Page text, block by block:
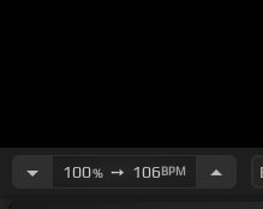
100%➙ 106BPM